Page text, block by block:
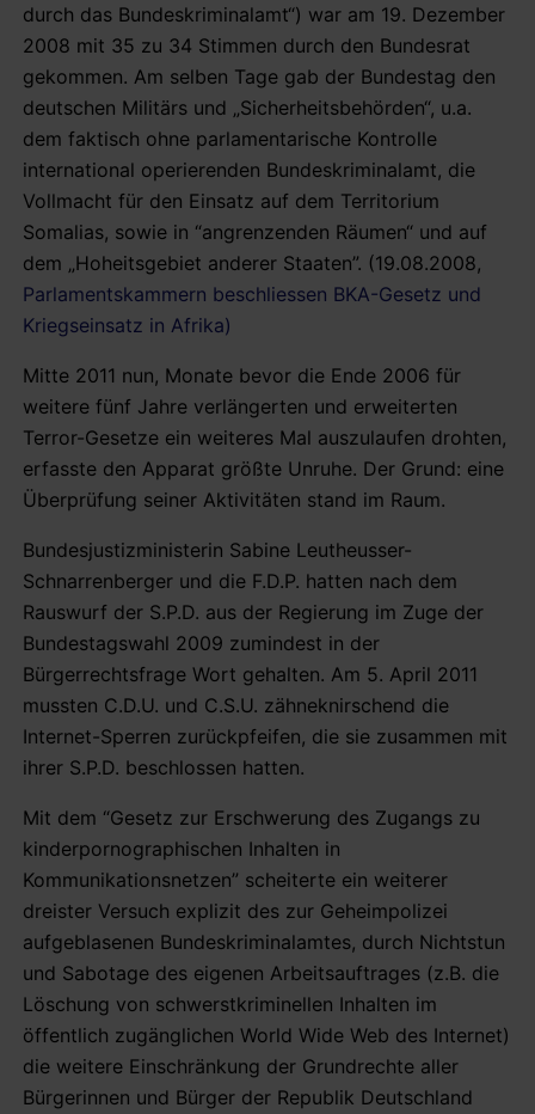
durch das Bundeskriminalamt“) war am 19. Dezember
2008 mit 35 zu 34 Stimmen durch den Bundesrat
gekommen. Am selben Tage gab der Bundestag den
deutschen Militärs und „Sicherheitsbehörden“, u.a.
dem faktisch ohne parlamentarische Kontrolle
international operierenden Bundeskriminalamt, die
Vollmacht für den Einsatz auf dem Territorium
Somalias, sowie in “angrenzenden Räumen“ und auf
dem „Hoheitsgebiet anderer Staaten”. (19.08.2008,
Parlamentskammern beschliessen BKA-Gesetz und
Kriegseinsatz in Afrika)
Mitte 2011 nun, Monate bevor die Ende 2006 für
weitere fünf Jahre verlängerten und erweiterten
Terror-Gesetze ein weiteres Mal auszulaufen drohten,
erfasste den Apparat größte Unruhe. Der Grund: eine
Überprüfung seiner Aktivitäten stand im Raum.
Bundesjustizministerin Sabine Leutheusser-
Schnarrenberger und die F.D.P. hatten nach dem
Rauswurf der S.P.D. aus der Regierung im Zuge der
Bundestagswahl 2009 zumindest in der
Bürgerrechtsfrage Wort gehalten. Am 5. April 2011
mussten C.D.U. und C.S.U. zähneknirschend die
Internet-Sperren zurückpfeifen, die sie zusammen mit
ihrer S.P.D. beschlossen hatten.
Mit dem “Gesetz zur Erschwerung des Zugangs zu
kinderpornographischen Inhalten in
Kommunikationsnetzen” scheiterte ein weiterer
dreister Versuch explizit des zur Geheimpolizei
aufgeblasenen Bundeskriminalamtes, durch Nichtstun
und Sabotage des eigenen Arbeitsauftrages (z.B. die
Löschung von schwerstkriminellen Inhalten im
öffentlich zugänglichen World Wide Web des Internet)
die weitere Einschränkung der Grundrechte aller
Bürgerinnen und Bürger der Republik Deutschland